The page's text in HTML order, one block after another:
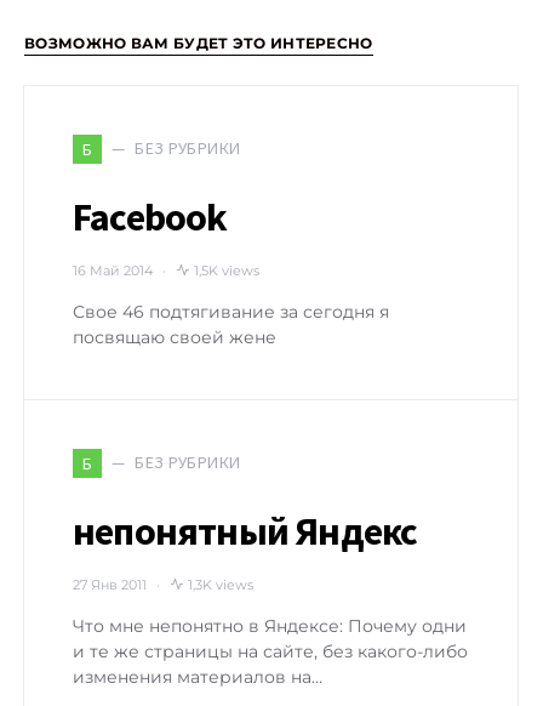
ВОЗМОЖНО ВАМ БУДЕТ ЭТО ИНТЕРЕСНО
Б БЕЗ РУБРИКИ
Facebook
16 Май 2014 1,5K views
Свое 46 подтягивание за сегодня я
посвящаю своей жене
Б БЕЗ РУБРИКИ
непонятный Яндекс
27 Янв 2011 1,3K views
Что мне непонятно в Яндексе: Почему одни
и те же страницы на сайте, без какого-либо
изменения материалов на…